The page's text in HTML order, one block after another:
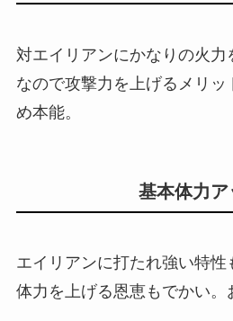
対エイリアンにかなりの火力
なので攻撃力を上げるメリッ
め本能。
基本体力ア
エイリアンに打たれ強い特性
体力を上げる恩恵もでかい。